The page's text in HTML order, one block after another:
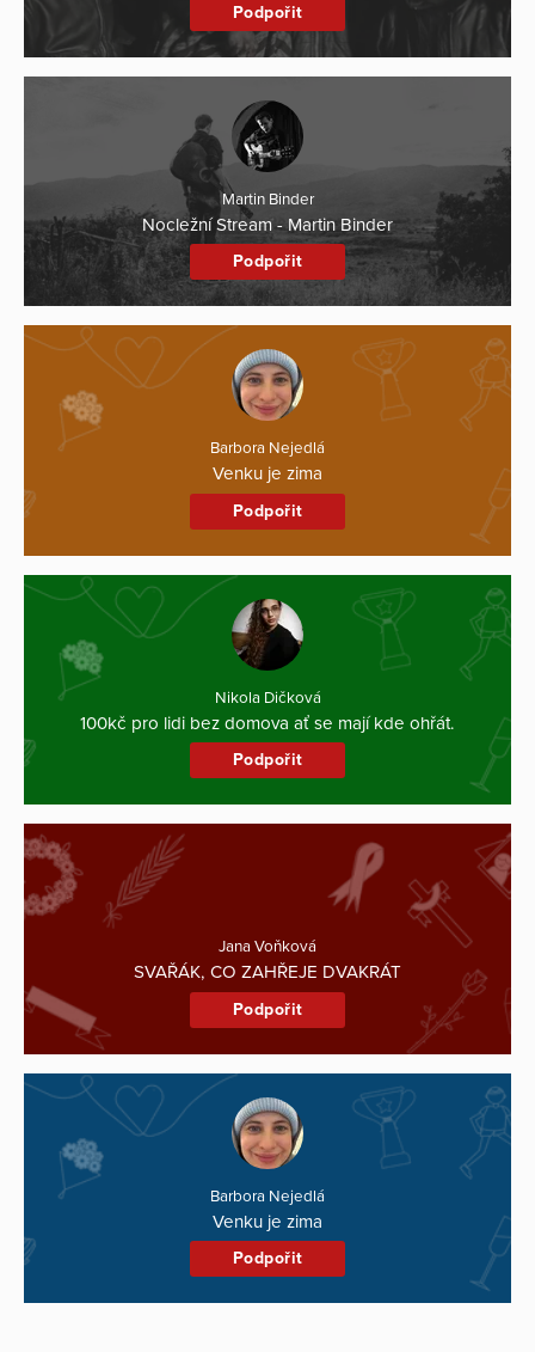
Podpořit
Martin Binder
Nocležní Stream - Martin Binder
Podpořit
Barbora Nejedlá
Venku je zima
Podpořit
Nikola Dičková
100kč pro lidi bez domova ať se mají kde ohřát.
Podpořit
Jana Voňková
SVAŘÁK, CO ZAHŘEJE DVAKRÁT
Podpořit
Barbora Nejedlá
Venku je zima
Podpořit